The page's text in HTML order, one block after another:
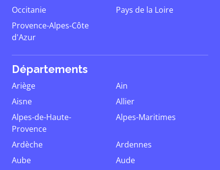
Occitanie
Pays de la Loire
Provence-Alpes-Côte
d'Azur
Départements
Ariège
Ain
Aisne
Allier
Alpes-de-Haute-
Provence
Alpes-Maritimes
Ardèche
Ardennes
Aube
Aude